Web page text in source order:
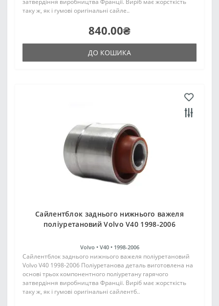
затвердіння виробництва Франції. Виріб має жорсткість
таку ж, як і гумові оригінальні сайле..
840.00₴
ДО КОШИКА
Сайлентблок заднього нижнього важеля
поліуретановий Volvo V40 1998-2006
Volvo • V40 • 1998-2006
Сайлентблок заднього нижнього важеля поліуретановий
Volvo V40 1998-2006 Поліуретанова деталь виготовлена на
основі трьох компонентного поліуретану гарячого
затвердіння виробництва Франції. Виріб має жорсткість
таку ж, як і гумові оригінальні сайлентб..